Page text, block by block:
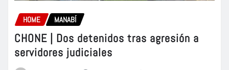
HOME MANABÍ
CHONE | Dos detenidos tras agresión a
servidores judiciales